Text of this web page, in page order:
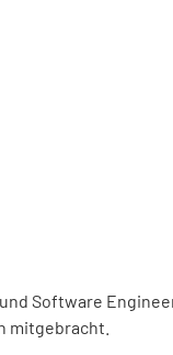
Software
mitgebracht.